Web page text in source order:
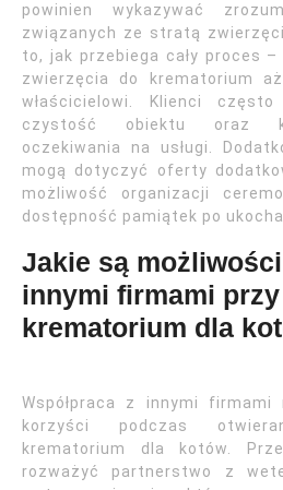
powinien wykazywać
związanych ze stratą
to, jak przebiega cały proces
zwierzęcia do krematorium
właścicielowi. Klienci
czystość obiektu oraz
oczekiwania na usługi.
mogą dotyczyć oferty
możliwość organizacji
dostępność pamiątek po
Jakie są
innymi firmami
krematorium dla
Współpraca z innymi
korzyści podczas
krematorium dla kotów.
rozważyć partnerstwo z